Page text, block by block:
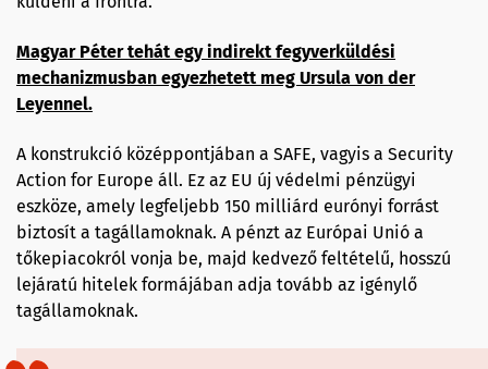
Magyar Péter tehát egy indirekt fegyverküldési
mechanizmusban egyezhetett meg Ursula von der
Leyennel.
A konstrukció középpontjában a SAFE, vagyis a Security
Action for Europe áll. Ez az EU új védelmi pénzügyi
eszköze, amely legfeljebb 150 milliárd eurónyi forrást
biztosít a tagállamoknak. A pénzt az Európai Unió a
tőkepiacokról vonja be, majd kedvező feltételű, hosszú
lejáratú hitelek formájában adja tovább az igénylő
tagállamoknak.